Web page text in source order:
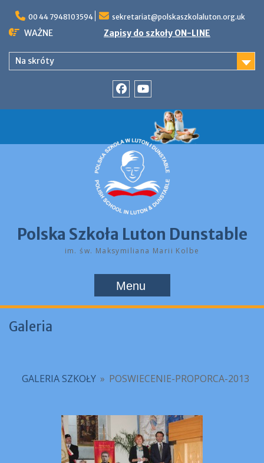
content
00 44 7948103594 sekretariat@polskaszkolaluton.org.uk
WAŻNE Zapisy do szkoły ON-LINE
Na skróty
Polska Szkoła Luton Dunstable
im. św. Maksymiliana Marii Kolbe
Menu
Galeria
GALERIA SZKOŁY » POSWIECENIE-PROPORCA-2013